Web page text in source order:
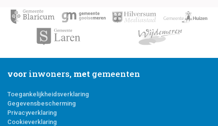
voor inwoners, met gemeenten
Toegankelijkheidsverklaring
Gegevensbescherming
Privacyverklaring
Cookieverklaring